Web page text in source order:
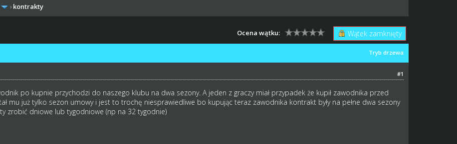
› kontrakty
Wątek zamknięty
Ocena wątku:
Tryb drzewa
#1
po kupnie przychodzi do naszego klubu na dwa sezony. A jeden z graczy miał przypadek że kupił zawodnika przed
mu już tylko sezon umowy i jest to trochę niesprawiedliwe bo kupując teraz zawodnika kontrakt były na pełne dwa sezony
zrobić dniowe lub tygodniowe (np na 32 tygodnie)